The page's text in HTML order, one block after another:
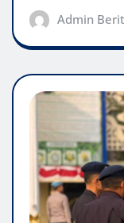
Admin